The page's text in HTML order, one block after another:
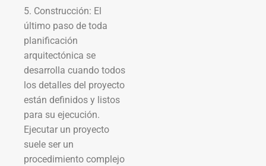
5. Construcción: El
último paso de toda
planificación
arquitectónica se
desarrolla cuando todos
los detalles del proyecto
están definidos y listos
para su ejecución.
Ejecutar un proyecto
suele ser un
procedimiento complejo